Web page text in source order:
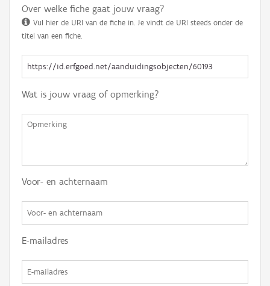
Over welke fiche gaat jouw vraag?
Vul hier de URI van de fiche in. Je vindt de URI steeds onder de
titel van een fiche.
Wat is jouw vraag of opmerking?
Voor- en achternaam
E-mailadres